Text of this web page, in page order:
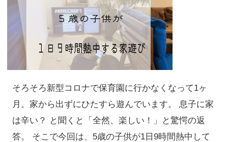
そろそろ新型コロナで保育園に行かなくなって1ヶ
月。家から出ずにひたすら遊んでいます。 息子に家
は辛い？ と聞くと「全然、楽しい！」と驚愕の返
答。 そこで今回は、5歳の子供が1日9時間熱中して